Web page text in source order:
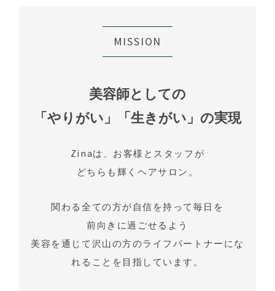
MISSION
美容師としての
「やりがい」「生きがい」の実現
Zinaは、お客様とスタッフが
どちらも輝くヘアサロン。
関わる全ての方が自信を持って毎日を
前向きに過ごせるよう
美容を通じて沢山の方のライフパートナーにな
れることを目指しています。